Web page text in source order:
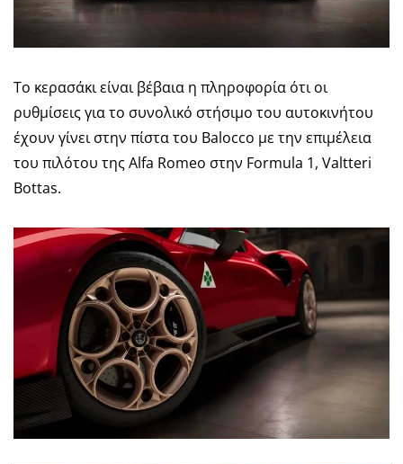
Το κερασάκι είναι βέβαια η πληροφορία ότι οι
ρυθμίσεις για το συνολικό στήσιμο του αυτοκινήτου
έχουν γίνει στην πίστα του Balocco με την επιμέλεια
του πιλότου της Alfa Romeo στην Formula 1, Valtteri
Bottas.